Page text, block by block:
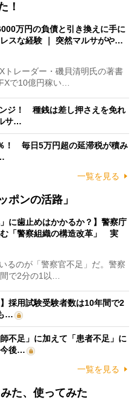
！
万円の負債と引き換えに手に
スな経験 ｜ 突然マルサがや…
レーダー・磯貝清明氏の著書
で10億円稼い…
ンジ！ 種銭は差し押さえを免れ
サ…
！ 毎日5万円超の延滞税が積み
一覧を見る
ポンの活路」
」に歯止めはかかるか？】警察庁
「警察組織の構造改革」 実
るのが「警察官不足」だ。警察
で2分の1以…
採用試験受験者数は10年間で2
…
不足」に加えて「患者不足」に
後…
一覧を見る
た、使ってみた